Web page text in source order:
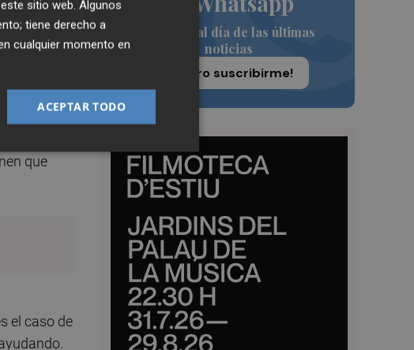
Siempre al día de las últimas
noticias
¡Quiero suscribirme!
la
ir a
son
A todos
que
el caso de
sitio web. Algunos
tiene derecho a
cualquier momento en
ACEPTAR TODO